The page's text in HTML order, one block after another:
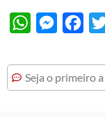
WhatsApp
Seja o primeiro